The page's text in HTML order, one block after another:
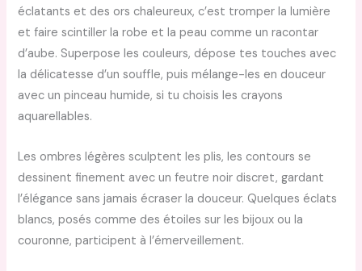
éclatants et des ors chaleureux, c’est tromper la lumière
et faire scintiller la robe et la peau comme un racontar
d’aube. Superpose les couleurs, dépose tes touches avec
la délicatesse d’un souffle, puis mélange-les en douceur
avec un pinceau humide, si tu choisis les crayons
aquarellables.
Les ombres légères sculptent les plis, les contours se
dessinent finement avec un feutre noir discret, gardant
l’élégance sans jamais écraser la douceur. Quelques éclats
blancs, posés comme des étoiles sur les bijoux ou la
couronne, participent à l’émerveillement.